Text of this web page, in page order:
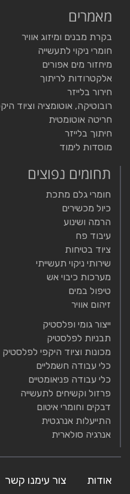
מאמרים
בקרת מבנים ומיזוג אוויר
חומרי ניקוי לתעשייה
מיחזור מים אפורים
אלקטרודות לריתוך
חירור בלייזר
רובוטיקה, אוטומציה וציוד
חריטה אוטומטית
חיתוך בלייזר
מוסדות לימוד
תחומים נפוצים
חומרי גלם מתכת
כיול מכשירים
הרמה ושינוע
עיבוד פח
ציוד בטיחות
שירותי ניקוי תעשייתי
מערכות כיבוי אש
טיפול במים
זיהום אוויר
ייצור גומי ופלסטיק
תבניות לפלסטיק
מכונות וציוד היקפי לפלסטיק
כלי עבודה חשמליים
כלי עבודה פניאומטיים
פרזול וקשיחים לתעשייה
דבקים וחומרי איטום
התייעלות אנרגטית
אנרגיה סולארית
אודות צור עימנו קשר